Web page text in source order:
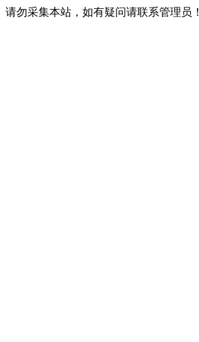
请勿采集本站，如有疑问请联系管理员！